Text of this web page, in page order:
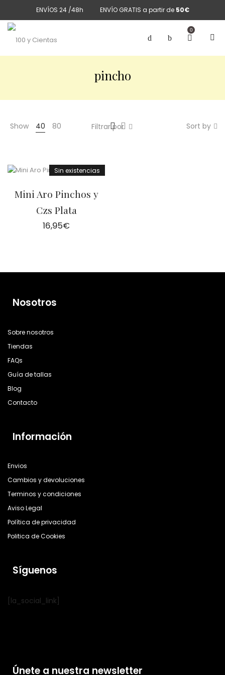
ENVÍOS 24 /48h ENVÍO GRATIS a partir de 50€
0
pincho
Show 40 80 Sort by
Filtrar por
Sin existencias
Mini Aro Pinchos y
Czs Plata
16,95€
Nosotros
Sobre nosotros
Tiendas
FAQs
Guía de tallas
Blog
Contacto
Información
Envios
Cambios y devoluciones
Terminos y condiciones
Aviso Legal
Política de privacidad
Politica de Cookies
Síguenos
[la_social_link]
Únete a nuestra newsletter